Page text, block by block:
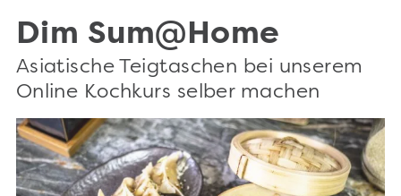
Dim Sum@Home
Asiatische Teigtaschen bei unserem
Online Kochkurs selber machen